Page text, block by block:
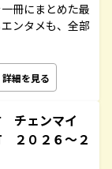
冊にまとめた最
ンタメも、全部
詳細を見る
チェンマイ
２０２６～２